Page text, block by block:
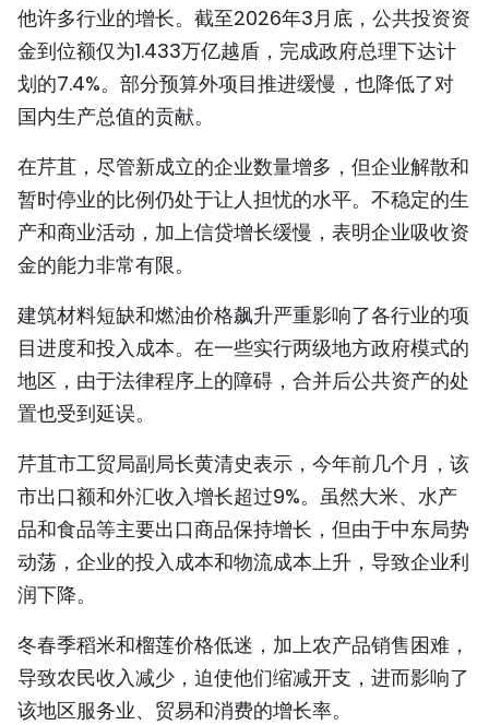
他许多行业的增长。截至2026年3月底，公共投资资
金到位额仅为1.433万亿越盾，完成政府总理下达计
划的7.4%。部分预算外项目推进缓慢，也降低了对
国内生产总值的贡献。
在芹苴，尽管新成立的企业数量增多，但企业解散和
暂时停业的比例仍处于让人担忧的水平。不稳定的生
产和商业活动，加上信贷增长缓慢，表明企业吸收资
金的能力非常有限。
建筑材料短缺和燃油价格飙升严重影响了各行业的项
目进度和投入成本。在一些实行两级地方政府模式的
地区，由于法律程序上的障碍，合并后公共资产的处
置也受到延误。
芹苴市工贸局副局长黄清史表示，今年前几个月，该
市出口额和外汇收入增长超过9%。虽然大米、水产
品和食品等主要出口商品保持增长，但由于中东局势
动荡，企业的投入成本和物流成本上升，导致企业利
润下降。
冬春季稻米和榴莲价格低迷，加上农产品销售困难，
导致农民收入减少，迫使他们缩减开支，进而影响了
该地区服务业、贸易和消费的增长率。